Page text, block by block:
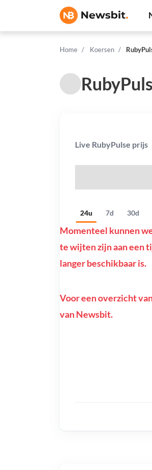
Home Koersen
Live RubyPulse prijs
24u 7d 30d
Momenteel kunnen
te wijten zijn aan een
langer beschikbaar is.
Voor een overzicht
van Newsbit.